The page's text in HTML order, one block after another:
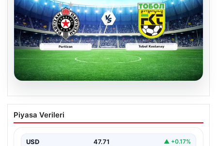
CANLI | Partizan – Tobol Kostanay Canlı
Maç Anlatımı
Piyasa Verileri
USD 47.71 ▲ +0.17%